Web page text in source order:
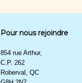
Pour nous rejoindre
854 rue Arthur,
C.P. 262
Roberval, QC